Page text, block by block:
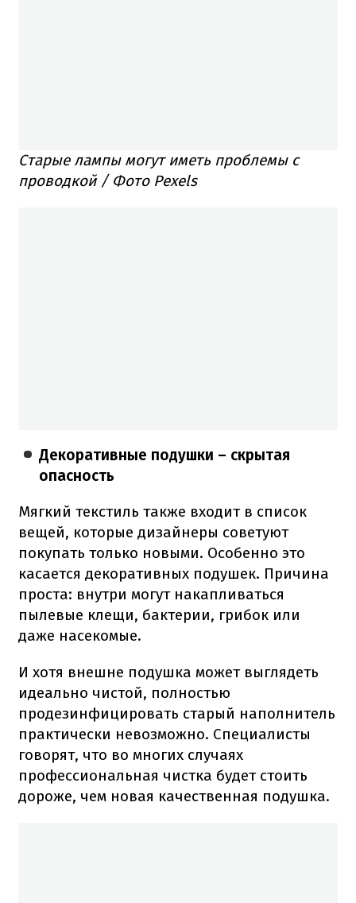
Старые лампы могут иметь проблемы с
проводкой / Фото Pexels
Декоративные подушки – скрытая
опасность
Мягкий текстиль также входит в список
вещей, которые дизайнеры советуют
покупать только новыми. Особенно это
касается декоративных подушек. Причина
проста: внутри могут накапливаться
пылевые клещи, бактерии, грибок или
даже насекомые.
И хотя внешне подушка может выглядеть
идеально чистой, полностью
продезинфицировать старый наполнитель
практически невозможно. Специалисты
говорят, что во многих случаях
профессиональная чистка будет стоить
дороже, чем новая качественная подушка.